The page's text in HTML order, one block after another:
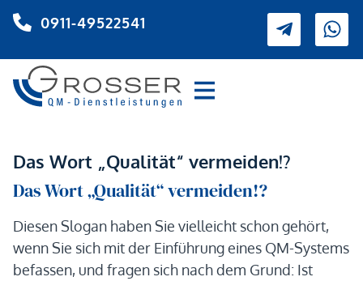
0911-49522541
Das Wort „Qualität“ vermeiden!?
Das Wort „Qualität“ vermeiden!?
Diesen Slogan haben Sie vielleicht schon gehört,
wenn Sie sich mit der Einführung eines QM-Systems
befassen, und fragen sich nach dem Grund: Ist